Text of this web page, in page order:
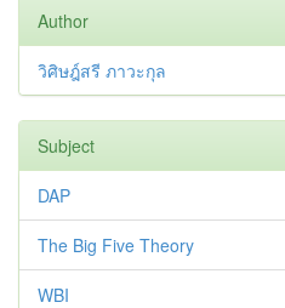
Author
วิศิษฎ์สรี ภาวะกุล
Subject
DAP
The Big Five Theory
WBI